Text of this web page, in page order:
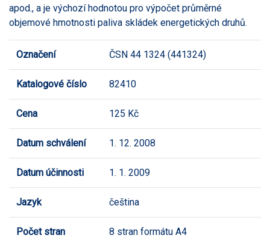
apod., a je výchozí hodnotou pro výpočet průměrné
objemové hmotnosti paliva skládek energetických druhů.
Označení ČSN 44 1324 (441324)
Katalogové číslo 82410
Cena 125 Kč
Datum schválení 1. 12. 2008
Datum účinnosti 1. 1. 2009
Jazyk čeština
Počet stran 8 stran formátu A4